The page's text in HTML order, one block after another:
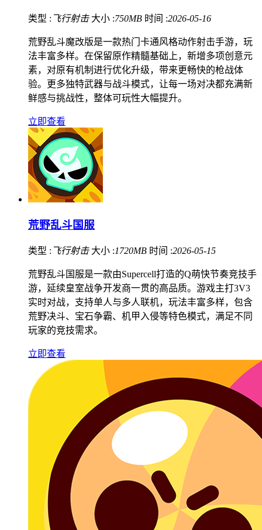
类型 : 飞行射击 大小 :750MB 时间 :2026-05-16
荒野乱斗魔改版是一款热门卡通风格动作射击手游，玩
法丰富多样。在保留原作精髓基础上，新增多项创意元
素，对原有机制进行优化升级，带来更畅快的枪战体
验。更多独特武器与战斗模式，让每一场对决都充满新
鲜感与挑战性，整体可玩性大幅提升。
立即查看
荒野乱斗国服
类型 : 飞行射击 大小 :1720MB 时间 :2026-05-15
荒野乱斗国服是一款由Supercell打造的Q萌快节奏竞技手
游，延续皇室战争开发商一贯的高品质。游戏主打3V3
实时对战，支持单人与多人联机，玩法丰富多样，包含
荒野决斗、宝石争霸、机甲入侵等特色模式，满足不同
玩家的竞技需求。
立即查看